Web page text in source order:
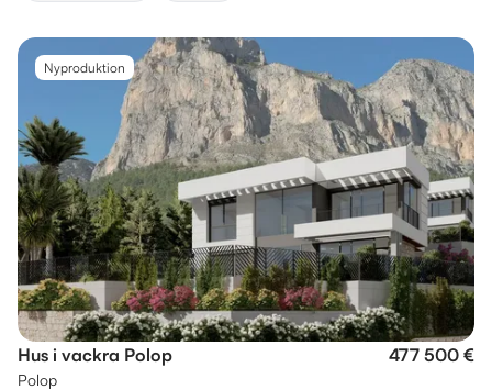
Nyproduktion
Hus i vackra Polop 477 500 €
Polop